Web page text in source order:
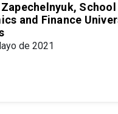
and Finance
de 2021